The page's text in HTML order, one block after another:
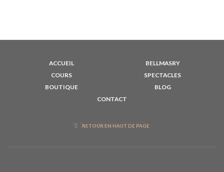
ACCUEIL
BELLMASRY
COURS
SPECTACLES
BOUTIQUE
BLOG
CONTACT
RETOUR EN HAUT DE PAGE